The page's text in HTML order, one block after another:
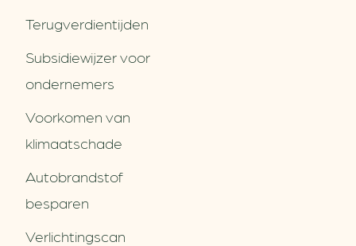
Terugverdien­tijden
Subsidiewijzer voor
ondernemers
Voorkomen van
klimaatschade
Autobrandstof
besparen
Verlichtingscan